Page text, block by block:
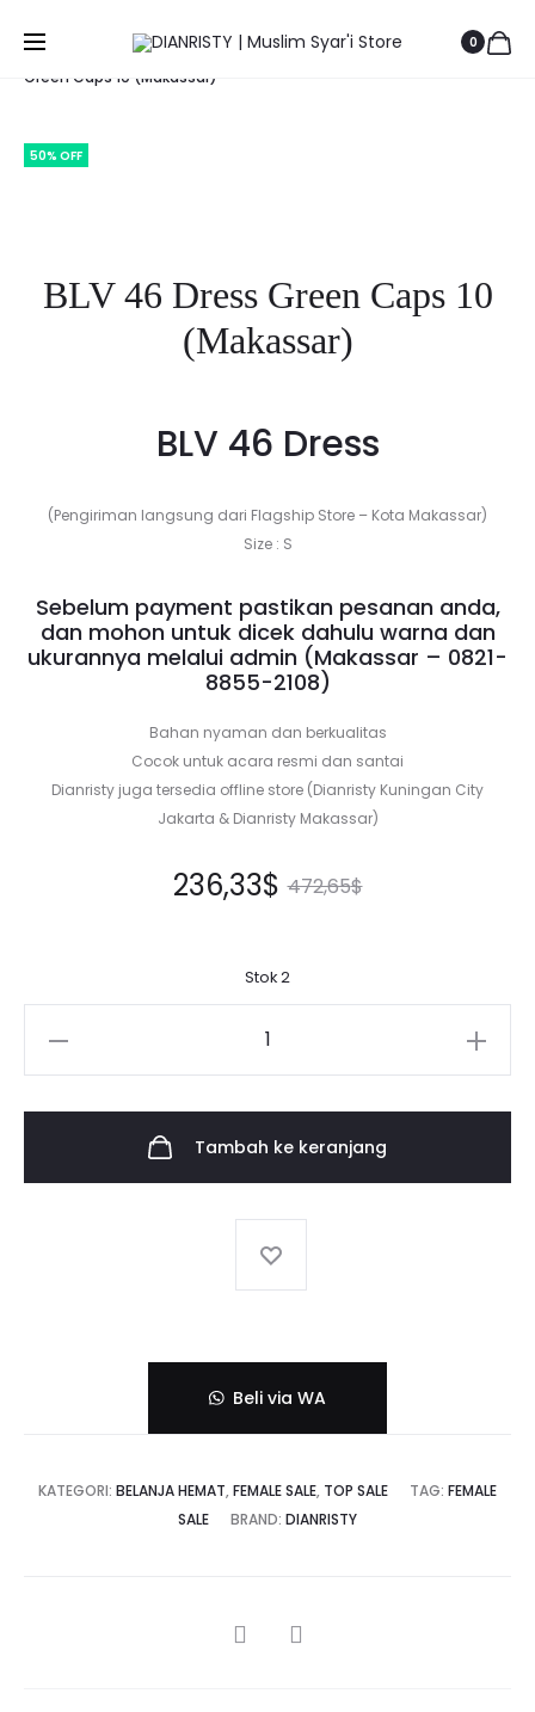
0
LAYYINA
BILQIS
Beranda BELANJA HEMAT Top Sale
BLV 46 Dress
Green Caps 10 (Makassar)
50% OFF
BLV 46 Dress Green Caps 10
(Makassar)
BLV 46 Dress
(Pengiriman langsung dari Flagship Store – Kota Makassar)
Size : S
Sebelum payment pastikan pesanan anda,
dan mohon untuk dicek dahulu warna dan
ukurannya melalui admin (Makassar – 0821-
8855-2108)
Bahan nyaman dan berkualitas
Cocok untuk acara resmi dan santai
Dianristy juga tersedia offline store (Dianristy Kuningan City
Jakarta & Dianristy Makassar)
472,65$
Harga
adalah:
472,65$.
236,33$
ini
adalah:
236,33$.
Stok 2
Tambah ke keranjang
Beli via WA
KATEGORI: BELANJA HEMAT, FEMALE SALE, TOP SALE TAG: FEMALE
SALE
BRAND: DIANRISTY
SHARE